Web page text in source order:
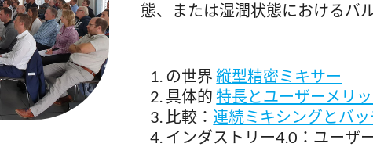
態、または湿潤状態におけるバ
の世界縦型精密ミキサー
具体的特長とユーザーメリ
比較： 連続ミキシングとバ
インダストリー4.0：ユーザ